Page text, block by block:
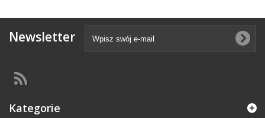
Newsletter
Kategorie